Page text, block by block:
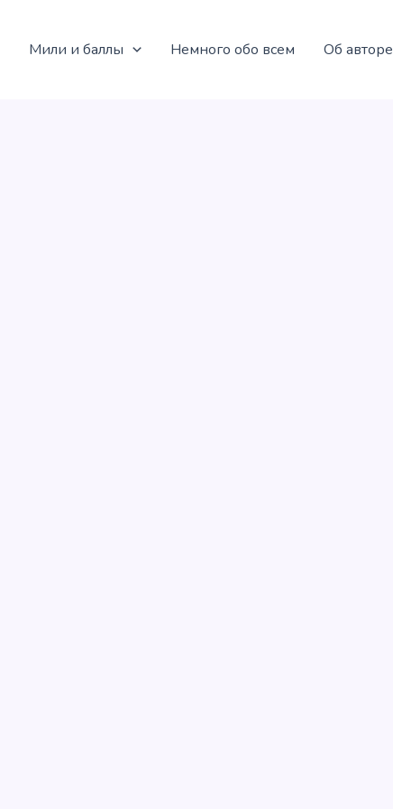
Мили и баллы Немного обо всем Об авторе